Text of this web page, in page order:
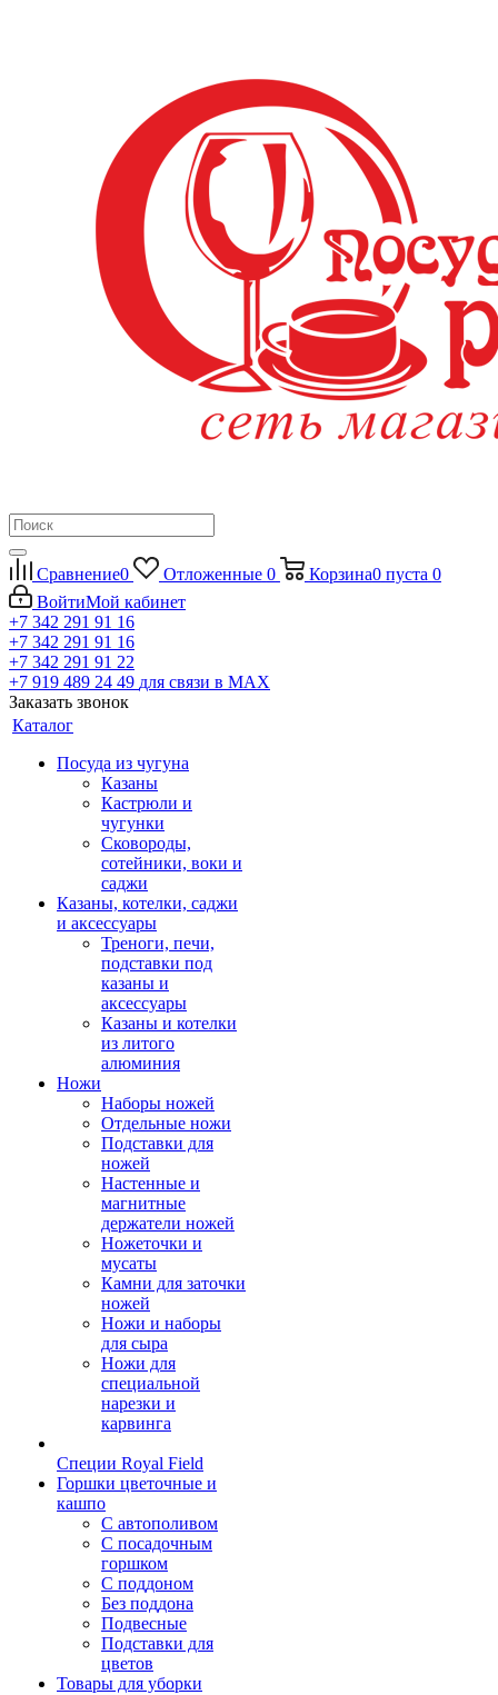
Сравнение0 Отложенные 0 Корзина0 пуста 0
ВойтиМой кабинет
+7 342 291 91 16
+7 342 291 91 16
+7 342 291 91 22
+7 919 489 24 49 для связи в МАХ
Заказать звонок
Каталог
Посуда из чугуна
Казаны
Кастрюли и
чугунки
Сковороды,
сотейники, воки и
саджи
Казаны, котелки, саджи
и аксессуары
Треноги, печи,
подставки под
казаны и
аксессуары
Казаны и котелки
из литого
алюминия
Ножи
Наборы ножей
Отдельные ножи
Подставки для
ножей
Настенные и
магнитные
держатели ножей
Ножеточки и
мусаты
Камни для заточки
ножей
Ножи и наборы
для сыра
Ножи для
специальной
нарезки и
карвинга
Специи Royal Field
Горшки цветочные и
кашпо
С автополивом
С посадочным
горшком
С поддоном
Без поддона
Подвесные
Подставки для
цветов
Товары для уборки